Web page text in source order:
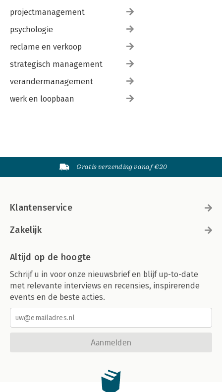
projectmanagement
psychologie
reclame en verkoop
strategisch management
verandermanagement
werk en loopbaan
Gratis verzending vanaf €20
Klantenservice
Zakelijk
Altijd op de hoogte
Schrijf u in voor onze nieuwsbrief en blijf up-to-date
met relevante interviews en recensies, inspirerende
events en de beste acties.
Aanmelden